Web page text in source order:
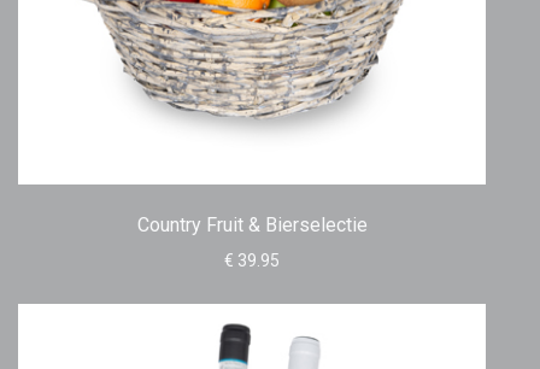
Country Fruit & Bierselectie
€ 39.95